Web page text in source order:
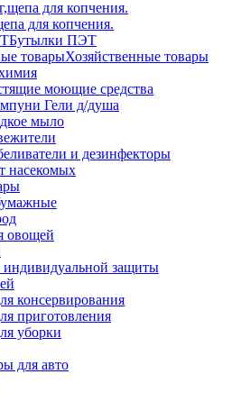
для копчения.
Бутылки ПЭТ
Хозяйственные товары
моющие средства
Гели д/душа
мыло
и дезинфекторы
насекомых
овощей
индивидуальной защиты
консервирования
приготовления
уборки
для авто